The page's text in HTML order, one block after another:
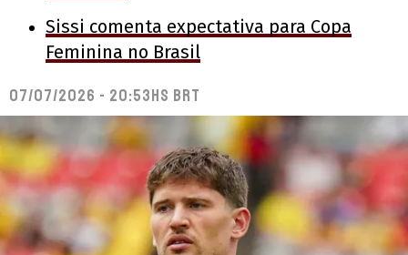
Sissi comenta expectativa para Copa
Feminina no Brasil
07/07/2026 - 20:53hs BRT